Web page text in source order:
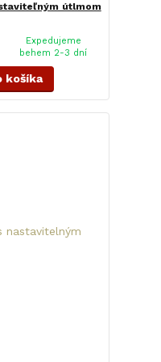
útlmom
Expedujeme
behem 2-3 dní
košíka